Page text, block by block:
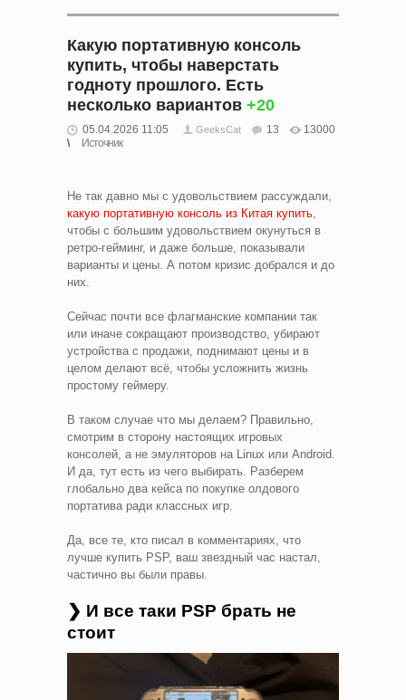
Какую портативную консоль
купить, чтобы наверстать
годноту прошлого. Есть
несколько вариантов +20
05.04.2026 11:05 GeeksCat 13
13000
Источник
Не так давно мы с удовольствием рассуждали,
какую портативную консоль из Китая купить
чтобы с большим удовольствием окунуться в
ретро-гейминг, и даже больше, показывали
варианты и цены. А потом кризис добрался и до
них.
Сейчас почти все флагманские компании так
или иначе сокращают производство, убирают
устройства с продажи, поднимают цены и в
целом делают всё, чтобы усложнить жизнь
простому геймеру.
В таком случае что мы делаем? Правильно,
смотрим в сторону настоящих игровых
консолей, а не эмуляторов на Linux или Android.
И да, тут есть из чего выбирать. Разберем
глобально два кейса по покупке олдового
портатива ради классных игр.
Да, все те, кто писал в комментариях, что
лучше купить PSP, ваш звездный час настал,
частично вы были правы.
❯ И все таки PSP брать не
стоит